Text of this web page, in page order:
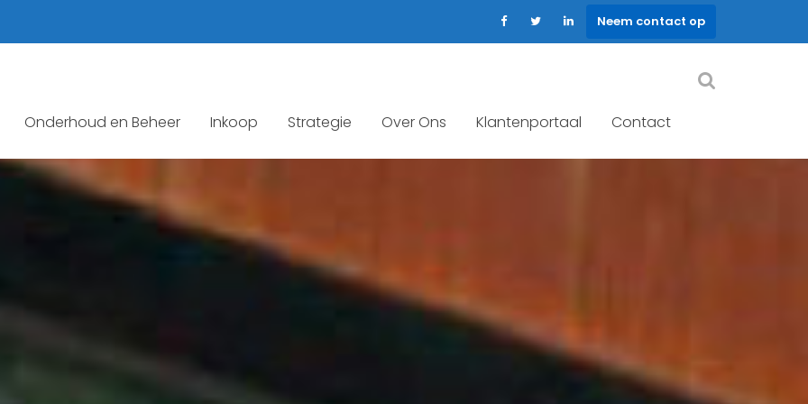
Neem contact op
Onderhoud en Beheer Inkoop Strategie Over Ons Klantenportaal Contact